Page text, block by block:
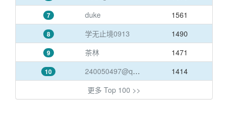
7 duke 1561
8 学无止境0913 1490
9 茶林 1471
10 240050497@qq.com
1414
更多 Top 100 >>